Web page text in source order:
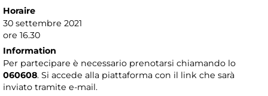
Horaire
30 settembre 2021
ore 16.30
Information
Per partecipare è necessario prenotarsi chiamando lo
060608. Si accede alla piattaforma con il link che sarà
inviato tramite e-mail.